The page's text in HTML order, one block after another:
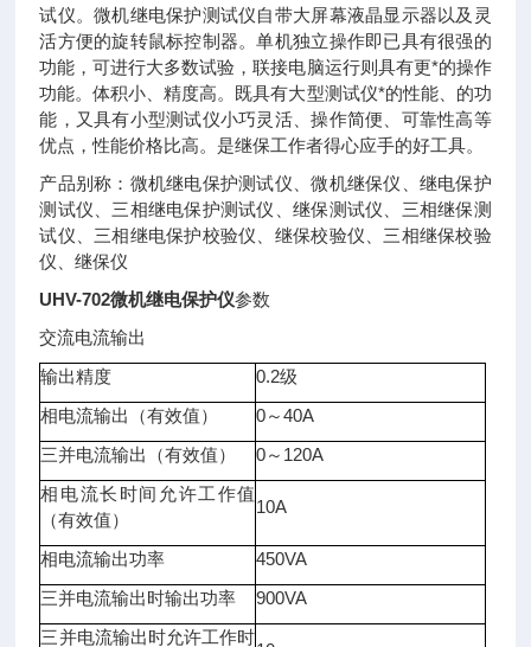
试仪。微机继电保护测试仪自带大屏幕液晶显示器以及灵
活方便的旋转鼠标控制器。单机独立操作即已具有很强的
功能，可进行大多数试验，联接电脑运行则具有更*的操作
功能。体积小、精度高。既具有大型测试仪*的性能、的功
能，又具有小型测试仪小巧灵活、操作简便、可靠性高等
优点，性能价格比高。是继保工作者得心应手的好工具。
产品别称：微机继电保护测试仪、微机继保仪、继电保护
测试仪、三相继电保护测试仪、继保测试仪、三相继保测
试仪、三相继电保护校验仪、继保校验仪、三相继保校验
仪、继保仪
UHV-702微机继电保护仪参数
交流电流输出
输出精度
0.2级
相电流输出（有效值）
0～40A
三并电流输出（有效值）
0～120A
相电流长时间允许工作值
（有效值）
10A
相电流输出功率
450VA
三并电流输出时输出功率
900VA
三并电流输出时允许工作时